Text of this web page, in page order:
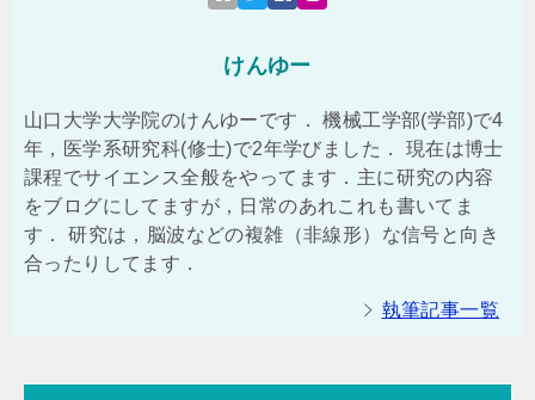
けんゆー
山口大学大学院のけんゆーです． 機械工学部(学部)で4
年，医学系研究科(修士)で2年学びました． 現在は博士
課程でサイエンス全般をやってます．主に研究の内容
をブログにしてますが，日常のあれこれも書いてま
す． 研究は，脳波などの複雑（非線形）な信号と向き
合ったりしてます．
執筆記事一覧